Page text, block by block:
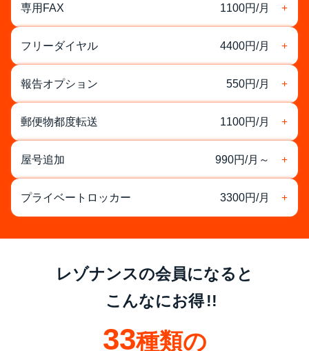
専用FAX 1100円/月
フリーダイヤル 4400円/月
報告オプション 550円/月
郵便物都度転送 1100円/月
屋号追加 990円/月～
プライベートロッカー 3300円/月
レゾナンスの会員になると
こんなにお得
33種類の